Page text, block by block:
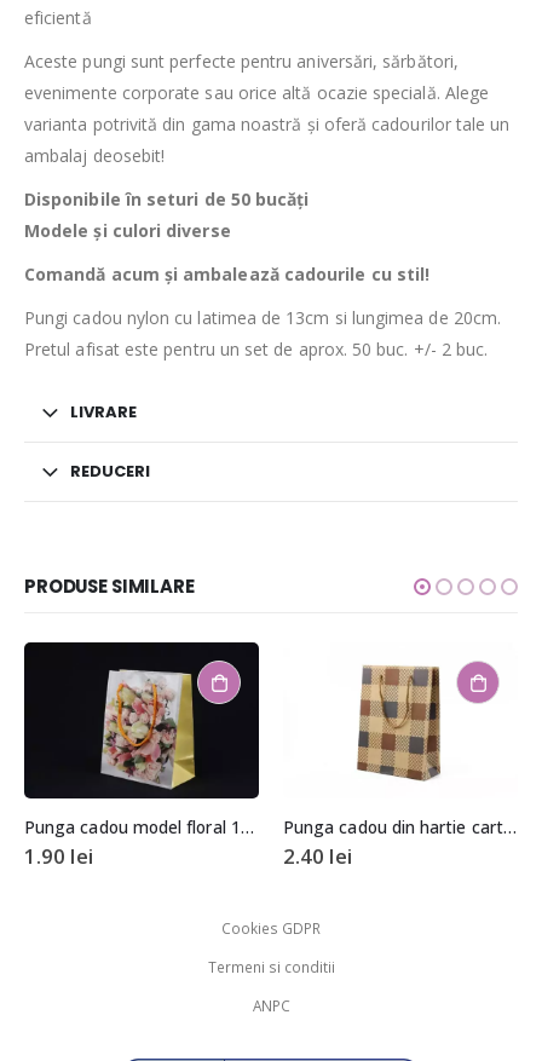
eficientă
Aceste pungi sunt perfecte pentru aniversări, sărbători,
evenimente corporate sau orice altă ocazie specială. Alege
varianta potrivită din gama noastră și oferă cadourilor tale un
ambalaj deosebit!
Disponibile în seturi de 50 bucăți
Modele și culori diverse
Comandă acum și ambalează cadourile cu stil!
Pungi cadou nylon cu latimea de 13cm si lungimea de 20cm.
Pretul afisat este pentru un set de aprox. 50 buc. +/- 2 buc.
LIVRARE
REDUCERI
PRODUSE SIMILARE
Punga cadou model floral 14,5×11,5x6cm
1.90 lei
Punga cadou din hartie cartonata 6x15x20cm
2.40 lei
Cookies GDPR
Termeni si conditii
ANPC